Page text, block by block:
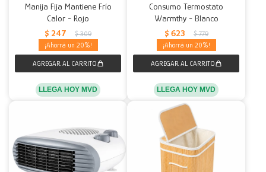
Manija Fija Mantiene Frío
Calor - Rojo
$ 247 $ 309
20
LLEGA HOY MVD
Consumo Termostato
Warmthy - Blanco
$ 623 $ 779
20
LLEGA HOY MVD